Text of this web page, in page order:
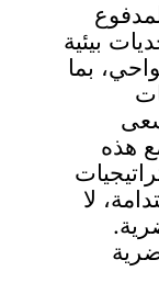
بيئية
بما
هذه
لا